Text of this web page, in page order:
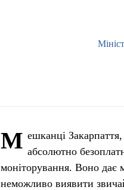
М ешканці
абсолютно
моніторування. Воно дає
неможливо виявити